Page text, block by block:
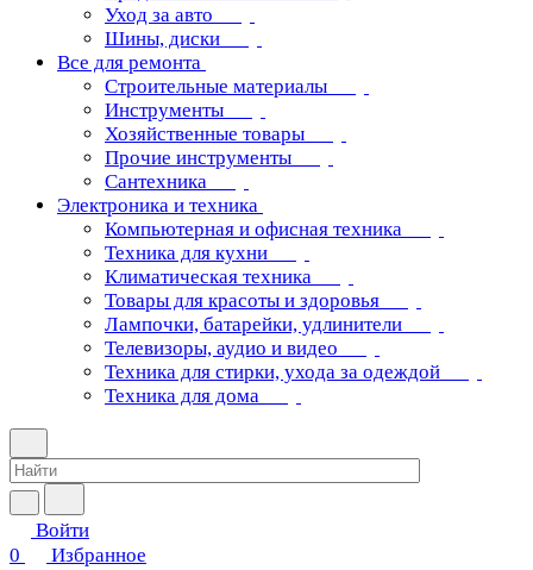
Уход за авто
Шины, диски
Все для ремонта
Строительные материалы
Инструменты
Хозяйственные товары
Прочие инструменты
Сантехника
Электроника и техника
Компьютерная и офисная техника
Техника для кухни
Климатическая техника
Товары для красоты и здоровья
Лампочки, батарейки, удлинители
Телевизоры, аудио и видео
Техника для стирки, ухода за одеждой
Техника для дома
Войти
0
Избранное